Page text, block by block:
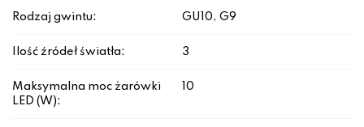
Rodzaj gwintu: GU10, G9
Ilość źródeł światła: 3
Maksymalna moc żarówki
LED (W):
10